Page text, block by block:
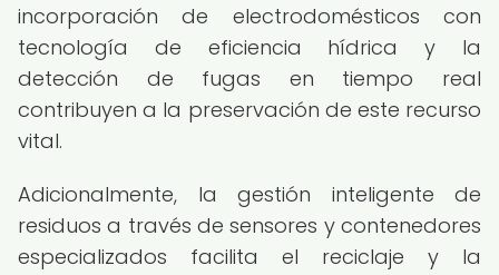
incorporación de electrodomésticos con
tecnología de eficiencia hídrica y la
detección de fugas en tiempo real
contribuyen a la preservación de este recurso
vital.
Adicionalmente, la gestión inteligente de
residuos a través de sensores y contenedores
especializados facilita el reciclaje y la